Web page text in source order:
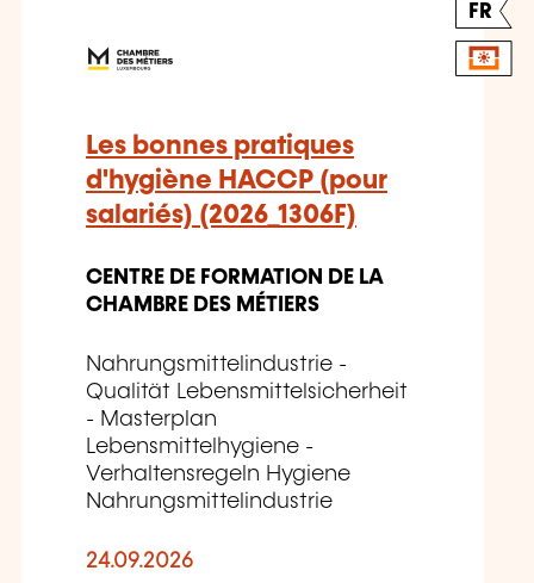
FR
Les bonnes pratiques
d'hygiène HACCP (pour
salariés) (2026_1306F)
CENTRE DE FORMATION DE LA
CHAMBRE DES MÉTIERS
Nahrungsmittelindustrie -
Qualität Lebensmittelsicherheit
- Masterplan
Lebensmittelhygiene -
Verhaltensregeln Hygiene
Nahrungsmittelindustrie
24.09.2026